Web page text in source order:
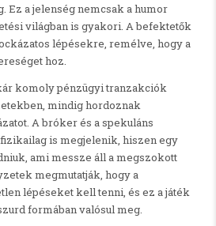
Ez a jelenség nemcsak a humor
világban is gyakori. A befektetők
lépésekre, remélve, hogy a
hoz.
komoly pénzügyi tranzakciók
mindig hordoznak
A bróker és a spekuláns
is megjelenik, hiszen egy
ami messze áll a megszokott
megmutatják, hogy a
lépéseket kell tenni, és ez a játék
formában valósul meg.